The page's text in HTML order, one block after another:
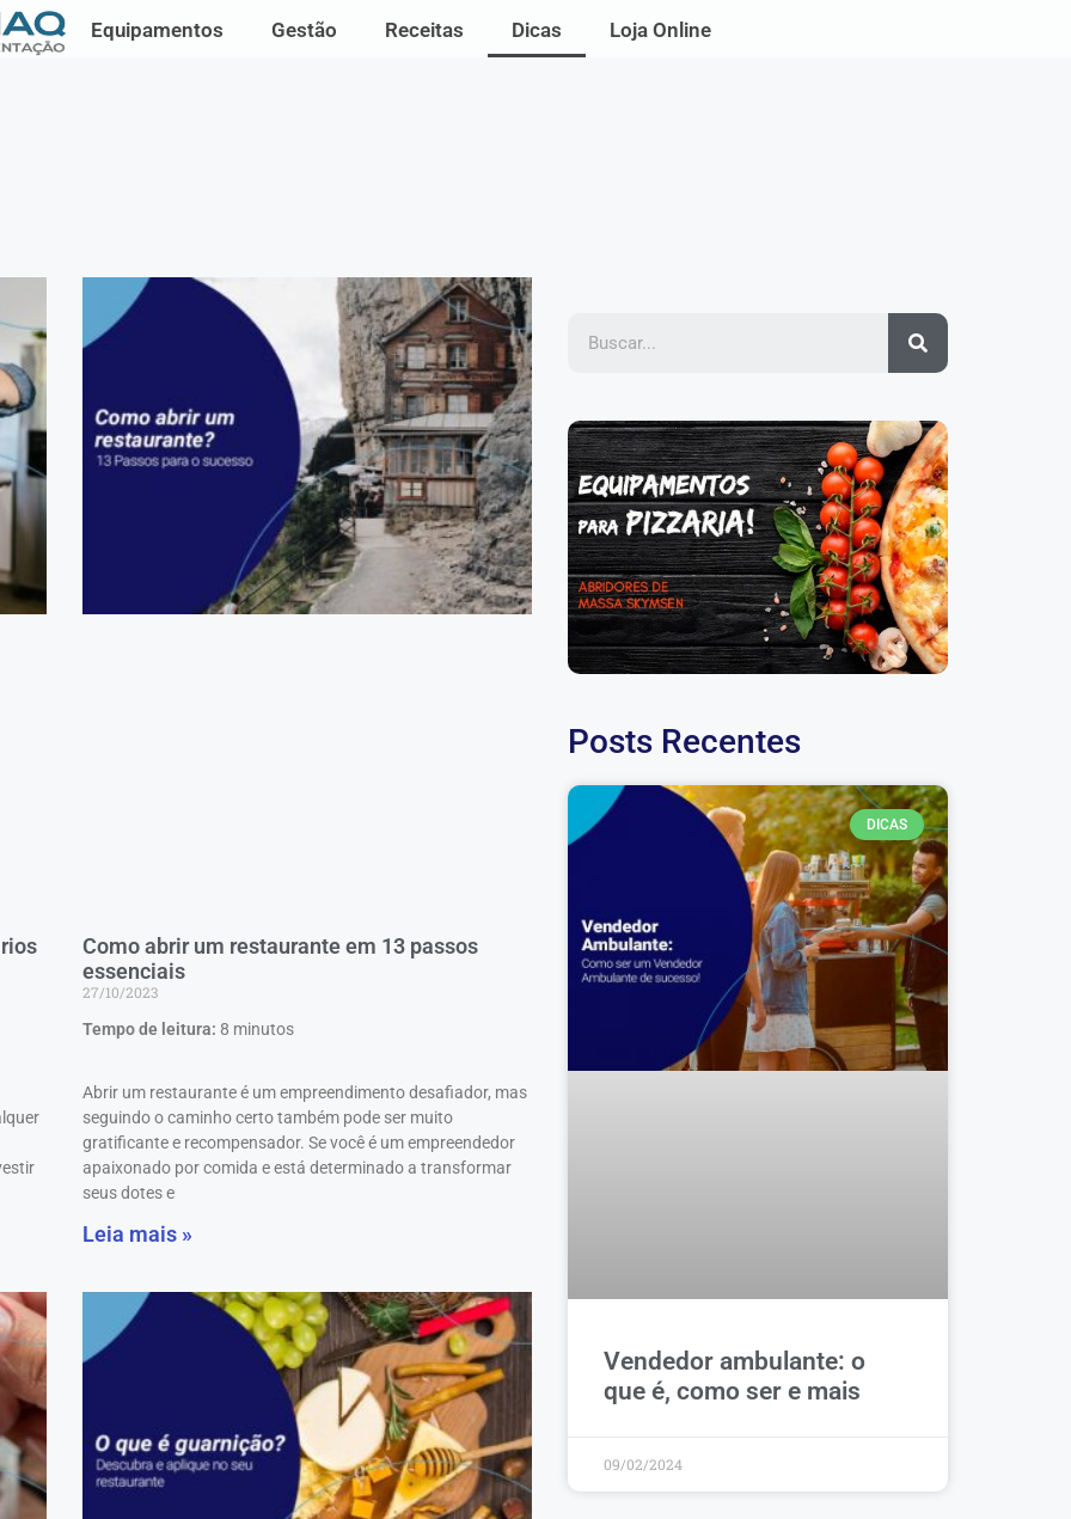
Equipamentos Gestão Receitas Dicas Loja Online
Como abrir um restaurante em 13 passos
essenciais
27/10/2023
Tempo de leitura: 8 minutos
Abrir um restaurante é um empreendimento desafiador, mas
seguindo o caminho certo também pode ser muito
gratificante e recompensador. Se você é um empreendedor
apaixonado por comida e está determinado a transformar
seus dotes e
Leia mais »
Posts Recentes
DICAS
Vendedor ambulante: o
que é, como ser e mais
09/02/2024